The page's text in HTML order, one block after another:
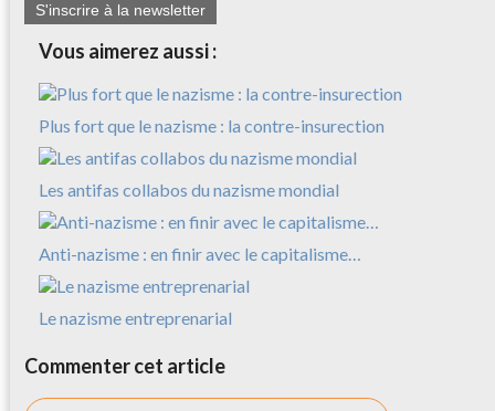
S'inscrire à la newsletter
Vous aimerez aussi :
Plus fort que le nazisme : la contre-insurection
Les antifas collabos du nazisme mondial
Anti-nazisme : en finir avec le capitalisme…
Le nazisme entreprenarial
Commenter cet article